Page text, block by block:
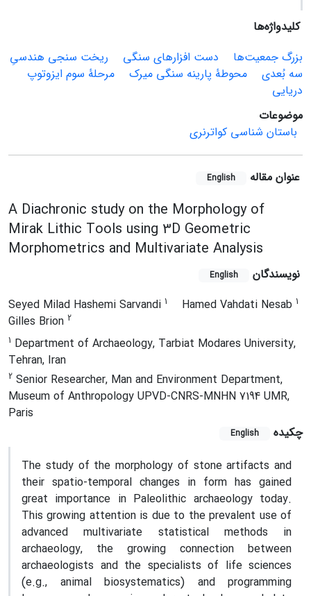
کلیدواژه‌ها
بزرگ‌ جمعیت‌ها
دست‌ افزارهای سنگی
ریخت‌ سنجی هندسیِ
سه‌ بُعدی
محوطۀ پارینه ‌سنگی میرک
مرحلۀ سوم ایزوتوپ
دریایی
موضوعات
باستان شناسی کواترنری
عنوان مقاله English
A Diachronic study on the Morphology of
Mirak Lithic Tools using 3D Geometric
Morphometrics and Multivariate Analysis
نویسندگان English
Seyed Milad Hashemi Sarvandi 1 Hamed Vahdati Nesab 1
Gilles Brion 2
1 Department of Archaeology, Tarbiat Modares University,
Tehran, Iran
2 Senior Researcher, Man and Environment Department,
Museum of Anthropology UPVD-CNRS-MNHN 7194 UMR,
Paris
چکیده
English
The study of the morphology of stone artifacts and
their spatio-temporal changes in form has gained
great importance in Paleolithic archaeology today.
This growing attention is due to the prevalent use of
advanced multivariate statistical methods in
archaeology, the growing connection between
archaeologists and the specialists of life sciences
(e.g., animal biosystematics) and programming